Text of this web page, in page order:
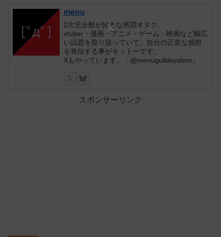
menu
2次元全般が好きな所謂オタク。
vtuber・漫画・アニメ・ゲーム・映画など幅広
い話題を取り扱っていて、自分の正直な感想
を発信する事がモットーです。
Xもやっています。「@menuguildsystem」
スポンサーリンク